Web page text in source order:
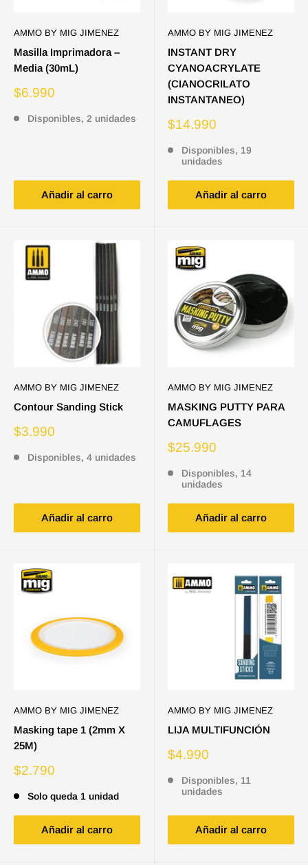
AMMO BY MIG JIMENEZ
Masilla Imprimadora –
Media (30mL)
Precio
venta
$6.990
Disponibles, 2 unidades
Añadir al carro
AMMO BY MIG JIMENEZ
INSTANT DRY
CYANOACRYLATE
(CIANOCRILATO
INSTANTANEO)
Precio
venta
$14.990
Disponibles, 19
unidades
Añadir al carro
AMMO BY MIG JIMENEZ
Contour Sanding Stick
Precio
venta
$3.990
Disponibles, 4 unidades
Añadir al carro
AMMO BY MIG JIMENEZ
MASKING PUTTY PARA
CAMUFLAGES
Precio
venta
$25.990
Disponibles, 14
unidades
Añadir al carro
AMMO BY MIG JIMENEZ
Masking tape 1 (2mm X
25M)
Precio
venta
$2.790
Solo queda 1 unidad
Añadir al carro
AMMO BY MIG JIMENEZ
LIJA MULTIFUNCIÓN
Precio
venta
$4.990
Disponibles, 11
unidades
Añadir al carro